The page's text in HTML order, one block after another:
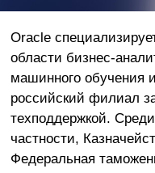
Oracle
области бизнес-
машинного обучения
российский филиал
техподдержкой.
частности,
Федеральная